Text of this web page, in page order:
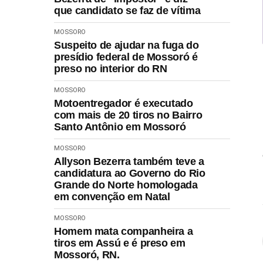
que candidato se faz de vítima
MOSSORO
Suspeito de ajudar na fuga do
presídio federal de Mossoró é
preso no interior do RN
MOSSORO
Motoentregador é executado
com mais de 20 tiros no Bairro
Santo Antônio em Mossoró
MOSSORO
Allyson Bezerra também teve a
candidatura ao Governo do Rio
Grande do Norte homologada
em convenção em Natal
MOSSORO
Homem mata companheira a
tiros em Assú e é preso em
Mossoró, RN.